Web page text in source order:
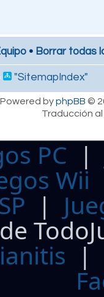
• Borrar todas
"SitemapIndex"
Powered byphpBB ©
Traducción
PC
Wii
|
|